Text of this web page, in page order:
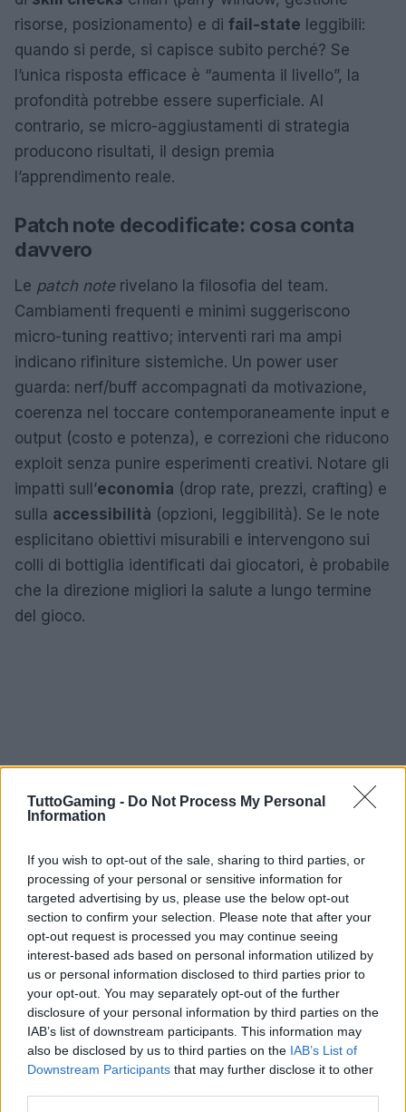
TuttoGaming - Do Not Process My Personal
Information
If you wish to opt-out of the sale, sharing to third parties, or
processing of your personal or sensitive information for
targeted advertising by us, please use the below opt-out
section to confirm your selection. Please note that after your
opt-out request is processed you may continue seeing
interest-based ads based on personal information utilized by
us or personal information disclosed to third parties prior to
your opt-out. You may separately opt-out of the further
disclosure of your personal information by third parties on the
IAB’s list of downstream participants. This information may
also be disclosed by us to third parties on the IAB’s List of
Downstream Participants that may further disclose it to other
risorse, posizionamento) e di fail-state leggibili:
quando si perde, si capisce subito perché? Se
l’unica risposta efficace è “aumenta il livello”, la
profondità potrebbe essere superficiale. Al
contrario, se micro-aggiustamenti di strategia
producono risultati, il design premia
l’apprendimento reale.
Patch note decodificate: cosa conta
davvero
Le patch noterivelano la filosofia del team.
Cambiamenti frequenti e minimi suggeriscono
micro-tuning reattivo; interventi rari ma ampi
indicano rifiniture sistemiche. Un power user
guarda: nerf/buff accompagnati da motivazione,
coerenza nel toccare contemporaneamente input e
output (costo e potenza), e correzioni che riducono
exploit senza punire esperimenti creativi. Notare gli
impatti sull’economia (drop rate, prezzi, crafting) e
sulla accessibilità (opzioni, leggibilità). Se le note
esplicitano obiettivi misurabili e intervengono sui
colli di bottiglia identificati dai giocatori, è probabile
che la direzione migliori la salute a lungo termine
del gioco.
Decisione d’acquisto informata:
checklist operativa
Prima di acquistare, applicare una checklist
sintetica: 1) Qual è ilcore loopin tre verbi? 2) La
meta-progressione cambia lo stile di gioco o solo i